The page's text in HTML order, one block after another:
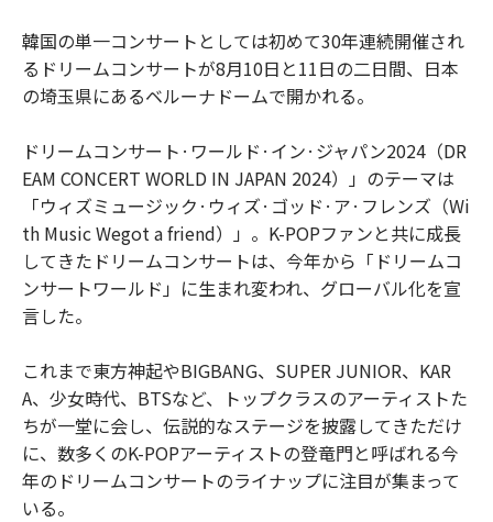
韓国の単一コンサートとしては初めて30年連続開催され
るドリームコンサートが8月10日と11日の二日間、日本
の埼玉県にあるベルーナドームで開かれる。
ドリームコンサート·ワールド·イン·ジャパン2024（DR
EAM CONCERT WORLD IN JAPAN 2024）」のテーマは
「ウィズミュージック·ウィズ·ゴッド·ア·フレンズ（Wi
th Music Wegot a friend）」。K-POPファンと共に成長
してきたドリームコンサートは、今年から「ドリームコ
ンサートワールド」に生まれ変われ、グローバル化を宣
言した。
これまで東方神起やBIGBANG、SUPER JUNIOR、KAR
A、少女時代、BTSなど、トップクラスのアーティストた
ちが一堂に会し、伝説的なステージを披露してきただけ
に、数多くのK-POPアーティストの登竜門と呼ばれる今
年のドリームコンサートのライナップに注目が集まって
いる。